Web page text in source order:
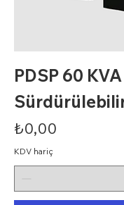
PDSP 60
Fiyat
₺0,00
KDV hariç